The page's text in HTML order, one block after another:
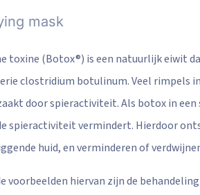
mask
toxine (Botox®) is een natuurlijk eiwit
clostridium botulinum. Veel rimpels
door spieractiviteit. Als botox in
spieractiviteit vermindert. Hierdoor
huid, en verminderen of
voorbeelden hiervan zijn de